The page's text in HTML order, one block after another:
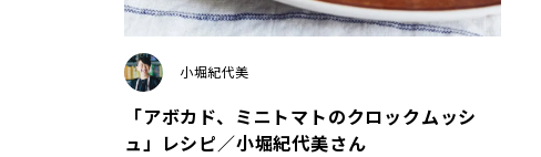
小堀紀代美
「アボカド、ミニトマトのクロックムッシ
ュ」レシピ／小堀紀代美さん